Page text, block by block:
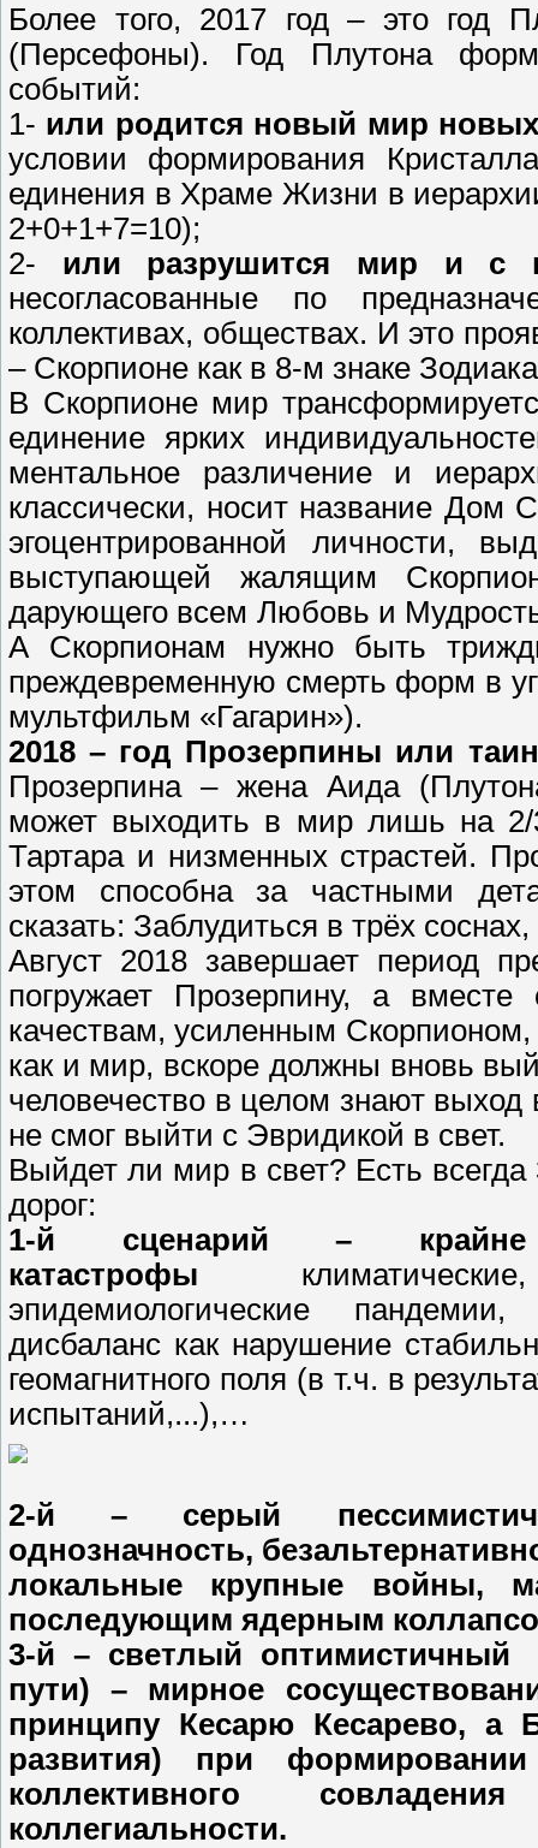
Более того, 2017 год – это год
(Персефоны). Год Плутона
событий:
1- или родится новый мир
условии формирования
единения в Храме Жизни в
2+0+1+7=10);
2- или разрушится мир и
несогласованные по
коллективах, обществах. И это
– Скорпионе как в 8-м знаке
В Скорпионе мир
единение ярких
ментальное различение и
классически, носит название Дом
эгоцентрированной личности,
выступающей жалящим
дарующего всем Любовь и
А Скорпионам нужно быть
преждевременную смерть форм в
мультфильм «Гагарин»).
2018 – год Прозерпины или
Прозерпина – жена Аида
может выходить в мир лишь на 2/
Тартара и низменных страстей.
этом способна за частными
сказать: Заблудиться в трёх
Август 2018 завершает период
погружает Прозерпину, а
качествам, усиленным
как и мир, вскоре должны вновь
человечество в целом знают
не смог выйти с Эвридикой в свет.
Выйдет ли мир в свет? Есть
дорог:
1-й сценарий –
катастрофы
эпидемиологические
дисбаланс как нарушение
геомагнитного поля (в т.ч. в
испытаний,...),…
2-й – серый
однозначность,
локальные крупные войны,
последующим ядерным
3-й – светлый оптимистичный
пути) – мирное
принципу Кесарю Кесарево, а
развития) при
коллективного
коллегиальности.